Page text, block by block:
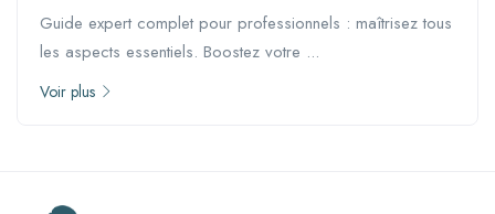
Guide expert complet pour professionnels : maîtrisez tous
les aspects essentiels. Boostez votre ...
Voir plus